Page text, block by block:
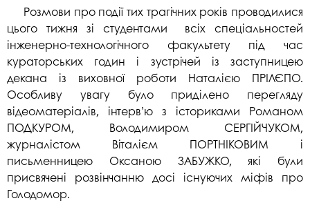
Розмови про події тих трагічних років проводилися
цього тижня зі студентами всіх спеціальностей
інженерно-технологічного факультету під час
кураторських годин і зустрічей із заступницею
декана із виховної роботи Наталією ПРІЛЄПО.
Особливу увагу було приділено перегляду
відеоматеріалів, інтерв’ю з істориками Романом
ПОДКУРОМ, Володимиром СЕРГІЙЧУКОМ,
журналістом Віталієм ПОРТНІКОВИМ і
письменницею Оксаною ЗАБУЖКО, які були
присвячені розвінчанню досі існуючих міфів про
Голодомор.